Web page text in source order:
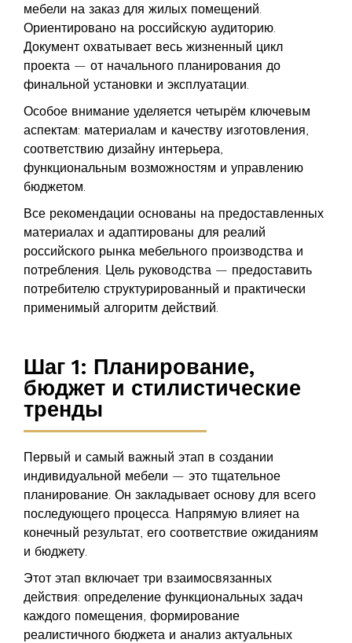
мебели на заказ для жилых помещений.
Ориентировано на российскую аудиторию.
Документ охватывает весь жизненный цикл
проекта — от начального планирования до
финальной установки и эксплуатации.
Особое внимание уделяется четырём ключевым
аспектам: материалам и качеству изготовления,
соответствию дизайну интерьера,
функциональным возможностям и управлению
бюджетом.
Все рекомендации основаны на предоставленных
материалах и адаптированы для реалий
российского рынка мебельного производства и
потребления. Цель руководства — предоставить
потребителю структурированный и практически
применимый алгоритм действий.
Шаг 1: Планирование,
бюджет и стилистические
тренды
Первый и самый важный этап в создании
индивидуальной мебели — это тщательное
планирование. Он закладывает основу для всего
последующего процесса. Напрямую влияет на
конечный результат, его соответствие ожиданиям
и бюджету.
Этот этап включает три взаимосвязанных
действия: определение функциональных задач
каждого помещения, формирование
реалистичного бюджета и анализ актуальных